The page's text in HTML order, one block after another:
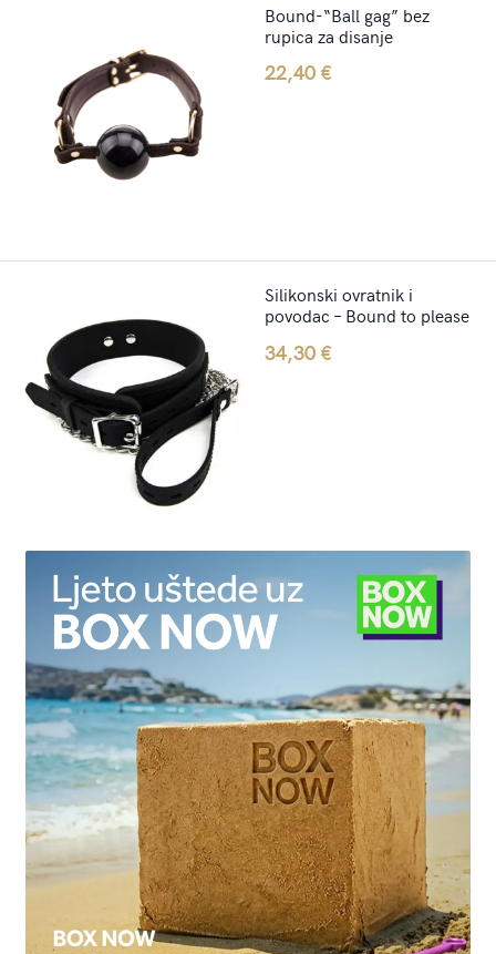
Bound-“Ball gag” bez
rupica za disanje
22,40€
Silikonski ovratnik i
povodac – Bound to please
34,30€